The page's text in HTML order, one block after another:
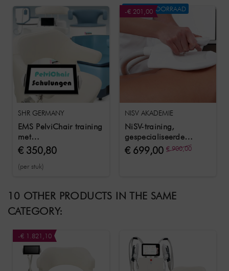
SHR GERMANY
EMS PelviChair training
met
trainingsdocumenten &
certificaat
€ 350,80
(per stuk)
-€ 201,00
NIET OP VOORRAAD
NISV AKADEMIE
NiSV-training,
gespecialiseerde
kennismodule 4 EMV
voor stimulatie
€ 699,00 € 900,00
10 OTHER PRODUCTS IN THE SAME
CATEGORY:
-€ 1.821,10